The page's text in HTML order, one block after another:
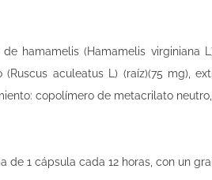
hamamelis (Hamamelis virginiana
(Ruscus aculeatus L) (raíz)(75 mg),
copolímero de metacrilato
de 1 cápsula cada 12 horas, con un